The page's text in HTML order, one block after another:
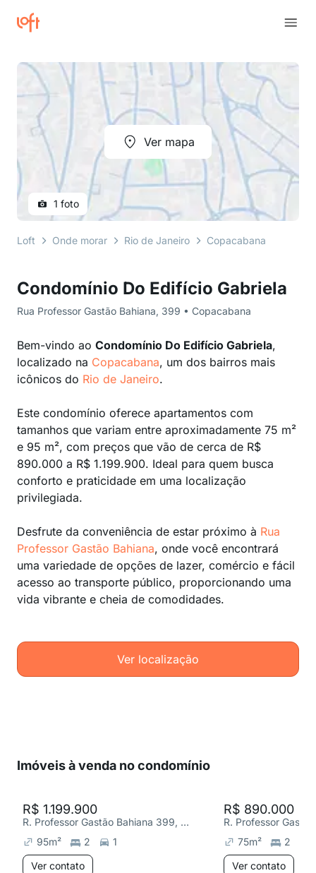
Condomínio Do Edifício Gabriela
Rua Professor Gastão Bahiana, 399 • Copacabana
Bem-vindo ao Condomínio Do Edifício Gabriela,
localizado na Copacabana, um dos bairros mais
icônicos do Rio de Janeiro.
Este condomínio oferece apartamentos com
tamanhos que variam entre aproximadamente 75 m²
e 95 m², com preços que vão de cerca de R$
890.000 a R$ 1.199.900. Ideal para quem busca
conforto e praticidade em uma localização
privilegiada.
Desfrute da conveniência de estar próximo à Rua
Professor Gastão Bahiana, onde você encontrará
uma variedade de opções de lazer, comércio e fácil
acesso ao transporte público, proporcionando uma
vida vibrante e cheia de comodidades.
Ver localização
Ver mapa
1 foto
Loft Onde morar Rio de Janeiro Copacabana
Imóveis à venda no condomínio
R$ 1.199.900
R. Professor Gastão Bahiana 399, Copacabana
95m² 2
1
Ver contato
R$ 890.000
75m² 2
Ver contato